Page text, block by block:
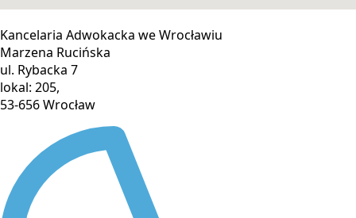
Kancelaria Adwokacka we Wrocławiu
Marzena Rucińska
ul. Rybacka 7
lokal: 205,
53-656 Wrocław